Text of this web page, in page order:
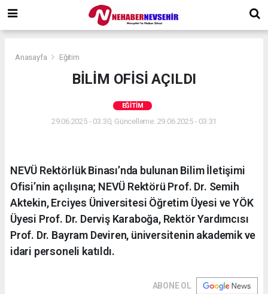
Anasayfa Eğitim
BİLİM OFİSİ AÇILDI
EĞITIM
29.06.2025 - 03:30, Güncelleme: 29.06.2025 - 03:31
NEVÜ Rektörlük Binası’nda bulunan Bilim İletişimi
Ofisi’nin açılışına; NEVÜ Rektörü Prof. Dr. Semih
Aktekin, Erciyes Üniversitesi Öğretim Üyesi ve YÖK
Üyesi Prof. Dr. Derviş Karaboğa, Rektör Yardımcısı
Prof. Dr. Bayram Deviren, üniversitenin akademik ve
idari personeli katıldı.
ABONE OL